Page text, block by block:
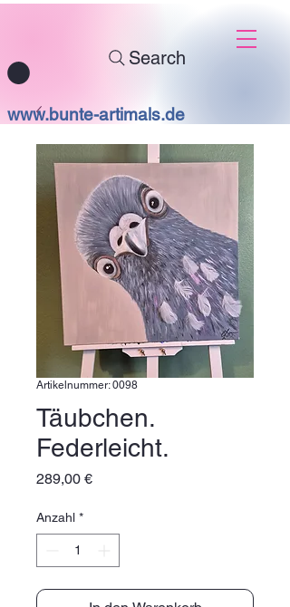
Search
www.bunte-artimals.de
Artikelnummer: 0098
Täubchen.
Federleicht.
289,00 €Preis
Anzahl *